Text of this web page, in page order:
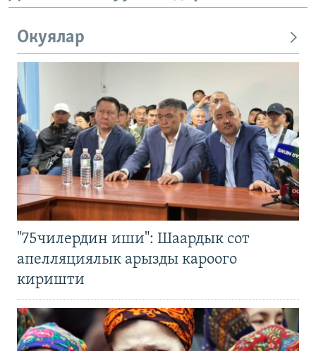
Окуялар
"75чилердин иши": Шаардык сот
апелляциялык арызды кароого
киришти